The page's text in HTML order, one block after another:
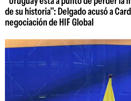
de su historia": Delgado acusó a
negociación de HIF Global